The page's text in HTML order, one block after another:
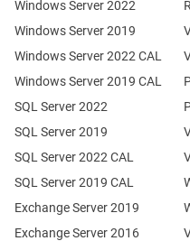
Windows Server 2022
Windows Server 2019
Exchange Server 2019
Exchange Server 2016
SQL Server 2022
SQL Server 2019
Windows Server 2022 CAL
Windows Server 2019 CAL
SQL Server 2022 CAL
SQL Server 2019 CAL